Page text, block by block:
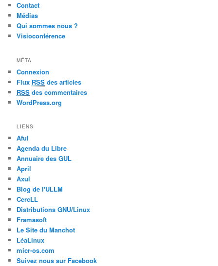
Contact
Médias
Qui sommes nous ?
Visioconférence
MÉTA
Connexion
Flux RSS des articles
RSS des commentaires
WordPress.org
LIENS
Aful
Agenda du Libre
Annuaire des GUL
April
Axul
Blog de l'ULLM
CercLL
Distributions GNU/Linux
Framasoft
Le Site du Manchot
LéaLinux
micr-os.com
Suivez nous sur Facebook